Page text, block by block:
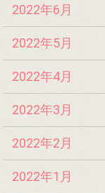
2022年6月
2022年5月
2022年4月
2022年3月
2022年2月
2022年1月